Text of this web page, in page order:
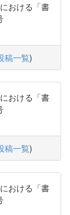
おける「書
稿一覧)
おける「書
稿一覧)
おける「書